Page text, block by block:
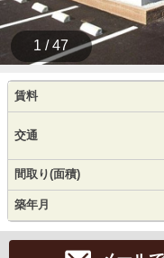
1 / 47
賃料
交通
間取り(面積)
築年月